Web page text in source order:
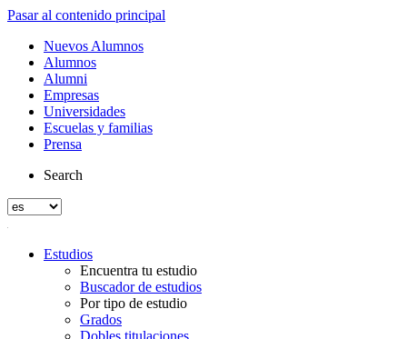
Pasar al contenido principal
Nuevos Alumnos
Alumnos
Alumni
Empresas
Universidades
Escuelas y familias
Prensa
Search
Estudios
Encuentra tu estudio
Buscador de estudios
Por tipo de estudio
Grados
Dobles titulaciones